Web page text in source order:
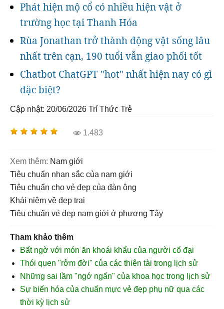
Phát hiện mộ cổ có nhiều hiện vật ở
trường học tại Thanh Hóa
Rùa Jonathan trở thành động vật sống lâu
nhất trên cạn, 190 tuổi vẫn giao phối tốt
Chatbot ChatGPT "hot" nhất hiện nay có gì
đặc biệt?
Cập nhật: 20/06/2026 Trí Thức Trẻ
1.483
Xem thêm:
nam giới
tiêu chuẩn nhan sắc của nam giới
tiêu chuẩn cho vẻ đẹp của đàn ông
khái niệm về đẹp trai
tiêu chuẩn vẻ đẹp nam giới ở phương Tây
Tham khảo thêm
Bất ngờ với món ăn khoái khẩu của người cổ đại
Thói quen "rởm đời" của các thiên tài trong lịch sử
Những sai lầm "ngớ ngẩn" của khoa học trong lịch sử
Sự biến hóa của chuẩn mực vẻ đẹp phụ nữ qua các
thời kỳ lịch sử